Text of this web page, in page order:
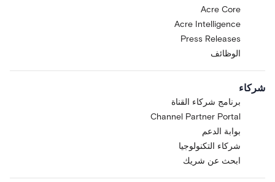
Acre Core
Acre Intelligence
Press Releases
الوظائف
شركاء
برنامج شركاء القناة
Channel Partner Portal
بوابة الدعم
شركاء التكنولوجيا
ابحث عن شريك